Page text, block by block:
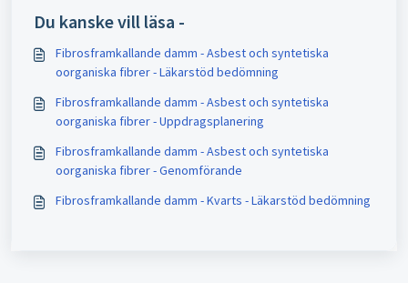
Du kanske vill läsa -
Fibrosframkallande damm - Asbest och syntetiska
oorganiska fibrer - Läkarstöd bedömning
Fibrosframkallande damm - Asbest och syntetiska
oorganiska fibrer - Uppdragsplanering
Fibrosframkallande damm - Asbest och syntetiska
oorganiska fibrer - Genomförande
Fibrosframkallande damm - Kvarts - Läkarstöd bedömning